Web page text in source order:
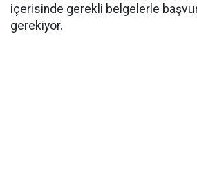
içerisinde gerekli belgelerle
gerekiyor.